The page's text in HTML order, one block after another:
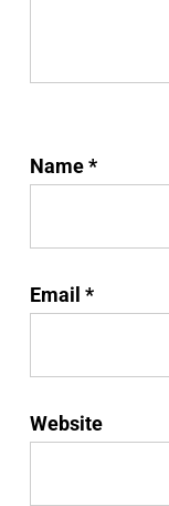
Name*
Email *
Website